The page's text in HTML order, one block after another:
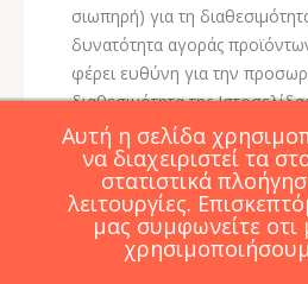
σιωπηρή) για τη
δυνατότητα αγοράς
φέρει ευθύνη για την
διαθεσιμότητα της
μεμονωμένων ή όλων των
δυσλειτουργία της.
ευθύνεται για τεχνικά
οποίων προσφορές ή
καταχωρήθηκαν ή
Αυτή η σελίδα
να διαχειριστεί τα
στατιστικά
λειτουργίες.
μας συμφωνείτε